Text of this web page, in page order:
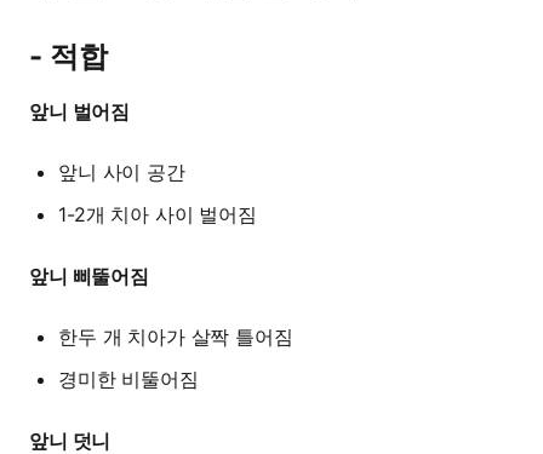
- 적합
앞니 벌어짐
앞니 사이 공간
1-2개 치아 사이 벌어짐
앞니 삐뚤어짐
한두 개 치아가 살짝 틀어짐
경미한 비뚤어짐
앞니 덧니